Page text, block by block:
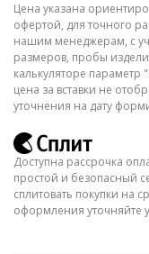
Цена указана
офертой, для точного
нашим менеджерам, с
размеров, пробы
калькуляторе параметр
цена за вставки не
уточнения на дату
Доступна рассрочка
простой и безопасный
сплитовать покупки на
оформления уточняйте